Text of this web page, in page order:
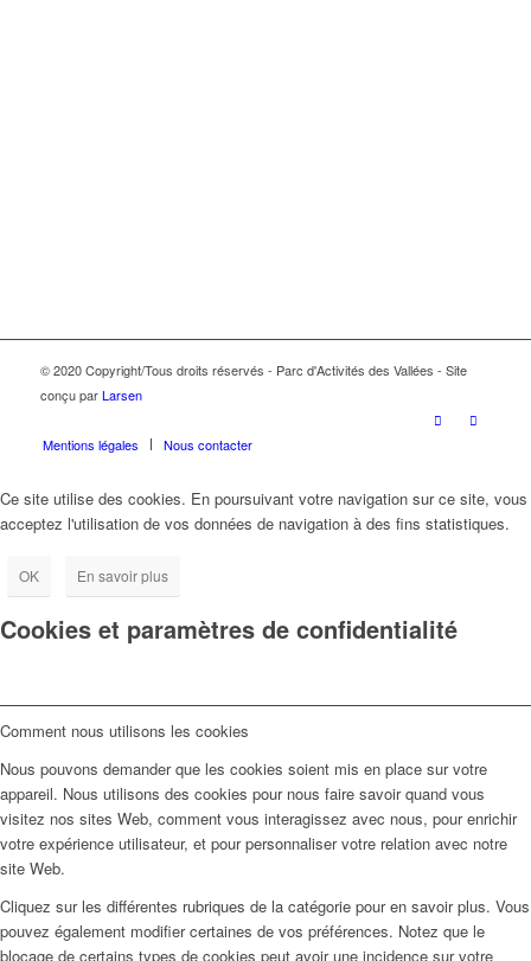
© 2020 Copyright/Tous droits réservés - Parc d'Activités des Vallées - Site
conçu parLarsen
Mentions légales Nous contacter
Ce site utilise des cookies. En poursuivant votre navigation sur ce site, vous
acceptez l'utilisation de vos données de navigation à des fins statistiques.
OK En savoir plus
Cookies et paramètres de confidentialité
Comment nous utilisons les cookies
Nous pouvons demander que les cookies soient mis en place sur votre
appareil. Nous utilisons des cookies pour nous faire savoir quand vous
visitez nos sites Web, comment vous interagissez avec nous, pour enrichir
votre expérience utilisateur, et pour personnaliser votre relation avec notre
site Web.
Cliquez sur les différentes rubriques de la catégorie pour en savoir plus. Vous
pouvez également modifier certaines de vos préférences. Notez que le
blocage de certains types de cookies peut avoir une incidence sur votre